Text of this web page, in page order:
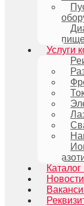
Услуги
Новости